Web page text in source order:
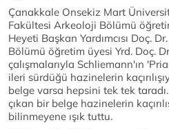
Çanakkale Onsekiz Mart
Fakültesi Arkeoloji Bölümü
Heyeti Başkan Yardımcısı Doç.
Bölümü öğretim üyesi Yrd. Doç.
çalışmalarıyla Schliemann'ın
ileri sürdüğü hazinelerin
belge varsa hepsini tek tek
çıkan bir belge hazinelerin
bilinmeyene ışık tuttu.